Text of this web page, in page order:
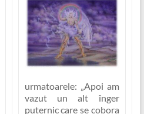
urmatoarele: „Apoi am
vazut un alt înger
puternic care se cobora